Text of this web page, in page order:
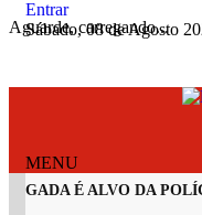
Aguarde, carregando...
Entrar
Sábado, 08 de Agosto
MENU
É ALVO DA